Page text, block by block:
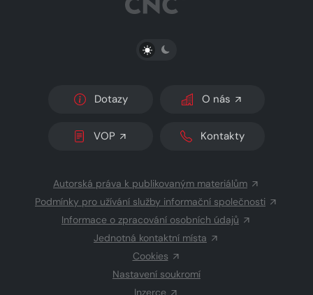
PŘEPNOUT SVĚTLÝ/TMAVÝ REŽIM
Dotazy O nás
VOP Kontakty
Autorská práva k publikovaným materiálům
Podmínky pro užívání služby informační společnosti
Informace o zpracování osobních údajů
Jednotná kontaktní místa
Cookies
Nastavení soukromí
Inzerce